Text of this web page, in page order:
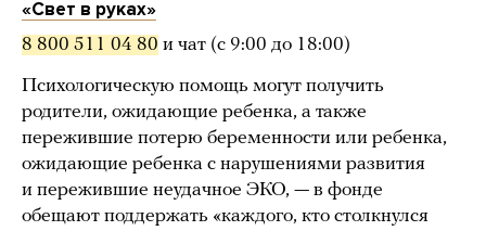
«Свет в руках»
8 800 511 04 80 и чат (с 9:00 до 18:00)
Психологическую помощь могут получить
родители, ожидающие ребенка, а также
пережившие потерю беременности или ребенка,
ожидающие ребенка с нарушениями развития
и пережившие неудачное ЭКО, — в фонде
обещают поддержать «каждого, кто столкнулся